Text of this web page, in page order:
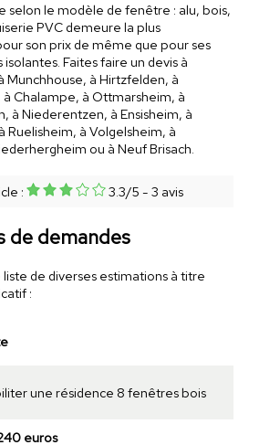
selon le modèle de fenêtre : alu, bois,
PVC demeure la plus
son prix de même que pour ses
Faites faire un devis à
Munchhouse, à Hirtzfelden, à
Chalampe, à Ottmarsheim, à
à Niederentzen, à Ensisheim, à
Ruelisheim, à Volgelsheim, à
ou à Neuf Brisach.
: 3.3/5 - 3 avis
de demandes
de diverses estimations à titre
:
une résidence 8 fenêtres bois
euros